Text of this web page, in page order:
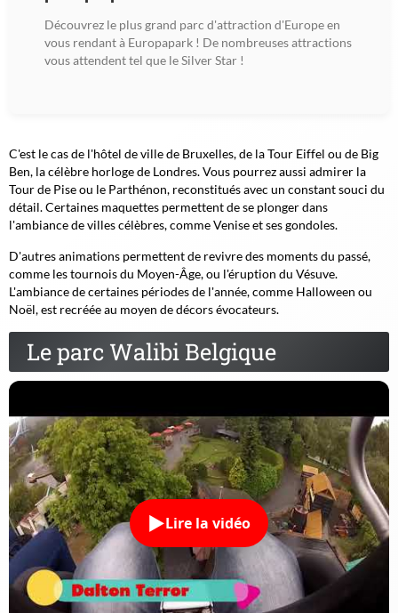
Découvrez le plus grand parc d'attraction d'Europe en
vous rendant à Europapark ! De nombreuses attractions
vous attendent tel que le Silver Star !
C'est le cas de l'hôtel de ville de Bruxelles, de la Tour Eiffel ou de Big
Ben, la célèbre horloge de Londres. Vous pourrez aussi admirer la
Tour de Pise ou le Parthénon, reconstitués avec un constant souci du
détail. Certaines maquettes permettent de se plonger dans
l'ambiance de villes célèbres, comme Venise et ses gondoles.
D'autres animations permettent de revivre des moments du passé,
comme les tournois du Moyen-Âge, ou l'éruption du Vésuve.
L'ambiance de certaines périodes de l'année, comme Halloween ou
Noël, est recréée au moyen de décors évocateurs.
Le parc Walibi Belgique
Lire la vidéo